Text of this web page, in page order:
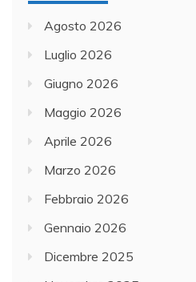
Agosto 2026
Luglio 2026
Giugno 2026
Maggio 2026
Aprile 2026
Marzo 2026
Febbraio 2026
Gennaio 2026
Dicembre 2025